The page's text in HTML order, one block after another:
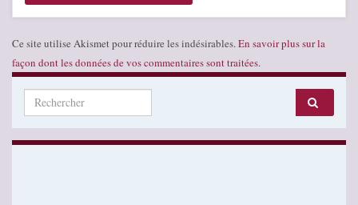
Ce site utilise Akismet pour réduire les indésirables. En savoir plus sur la
façon dont les données de vos commentaires sont traitées.
Search for: